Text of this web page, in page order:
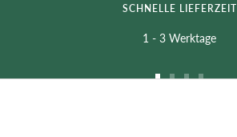
SCHNELLE LIEFERZEIT
1 - 3 Werktage